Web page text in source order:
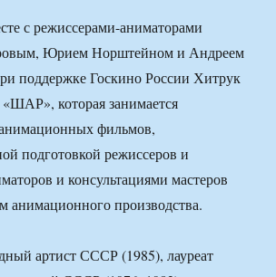
с режиссерами-аниматорами
Юрием Норштейном и Андреем
поддержке Госкино России Хитрук
которая занимается
фильмов,
подготовкой режиссеров и
и консультациями мастеров
анимационного производства.
артист СССР (1985), лауреат